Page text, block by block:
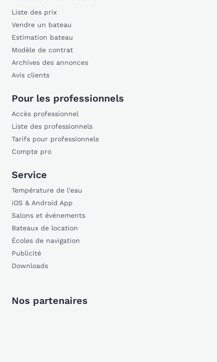
Liste des prix
Vendre un bateau
Estimation bateau
Modèle de contrat
Archives des annonces
Avis clients
Pour les professionnels
Accès professionnel
Liste des professionnels
Tarifs pour professionnels
Compte pro
Service
Température de l'eau
iOS & Android App
Salons et événements
Bateaux de location
Écoles de navigation
Publicité
Downloads
Nos partenaires